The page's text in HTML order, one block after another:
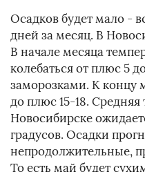
Осадков будет мало -
дней за месяц. В
В начале месяца
колебаться от плюс 5
заморозками. К концу
до плюс 15-18. Средняя
Новосибирске
градусов. Осадки
непродолжительные,
То есть май будет